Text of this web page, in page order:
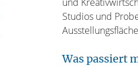
Studios und
Was passiert